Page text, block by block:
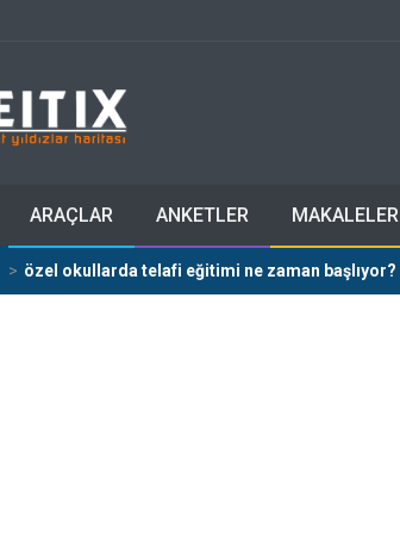
ARAÇLAR ANKETLER MAKALELER
özel okullarda telafi eğitimi ne zaman başlıyor?